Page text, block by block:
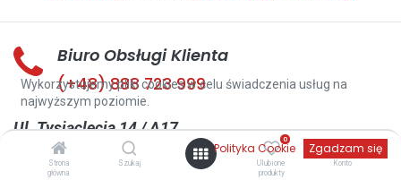
Strona
główna
Szukaj
0
Ulubione
produkty
Konto
Biuro Obsługi Klienta
(+48) 888 723 999
Ul. Tysiąclecia 14 / A17
38-400 Krosno
kontakt@shopingbook.pl
Wykorzystujemy pliki cookies w celu świadczenia usług na
najwyższym poziomie.
Polityka Cookie Zgadzam się